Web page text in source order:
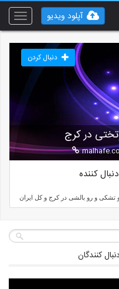
Toggle
آپلود ویدیو
در کرج
دنبال کردن
دنبال کننده
تشکی و رو بالشی در کرج و کل ایران
کنندگان